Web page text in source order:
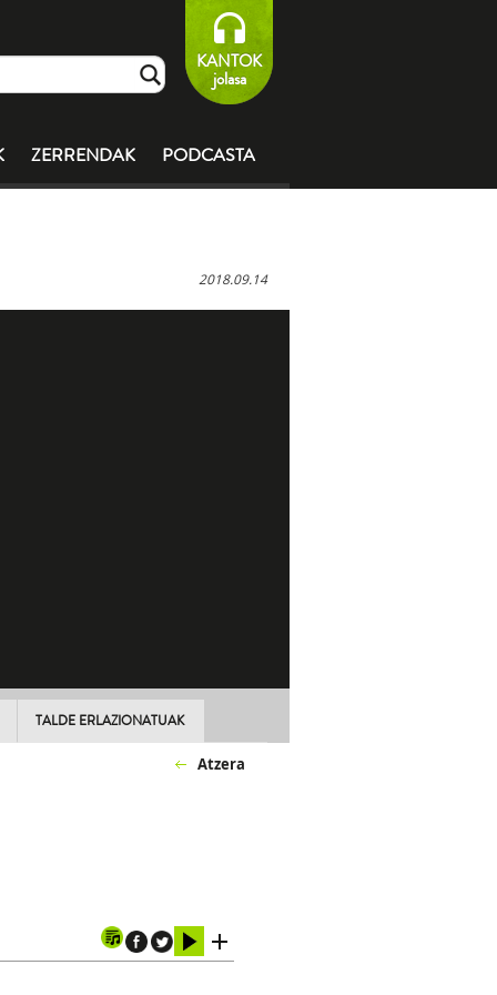
KANTOK
jolasa
ZERRENDAK PODCASTA
2018.09.14
TALDE ERLAZIONATUAK
Atzera